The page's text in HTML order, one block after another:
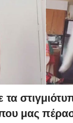
τα
μας